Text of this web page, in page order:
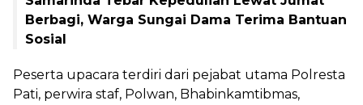
Berbagi, Warga Sungai Dama Terima Bantuan
Sosial
Peserta upacara terdiri dari pejabat utama Polresta
Pati, perwira staf, Polwan, Bhabinkamtibmas,